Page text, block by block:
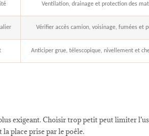
Ventilation, drainage et protection des
Vérifier accès camion, voisinage, fumées et
Anticiper grue, télescopique, nivellement et
exigeant. Choisir trop petit peut limiter
place prise par le poêle.